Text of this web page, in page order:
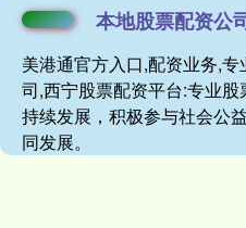
本地股票配资公
美港通官方入口,配资业务,
司,西宁股票配资平台:专业
持续发展，积极参与社会公
同发展。